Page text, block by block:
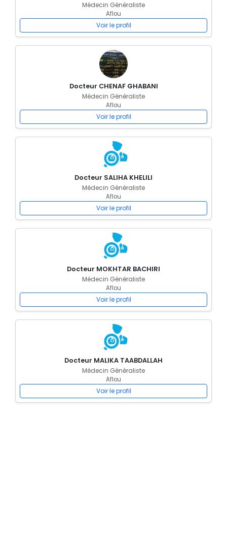
Médecin Généraliste
Aflou
Voir le profil
Docteur CHENAF GHABANI
Médecin Généraliste
Aflou
Voir le profil
Docteur SALIHA KHELILI
Médecin Généraliste
Aflou
Voir le profil
Docteur MOKHTAR BACHIRI
Médecin Généraliste
Aflou
Voir le profil
Docteur MALIKA TAABDALLAH
Médecin Généraliste
Aflou
Voir le profil